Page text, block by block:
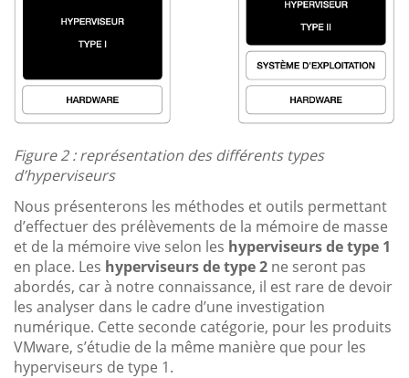
Figure 2 : représentation des différents types
d’hyperviseurs
Nous présenterons les méthodes et outils permettant
d’effectuer des prélèvements de la mémoire de masse
et de la mémoire vive selon les hyperviseurs de type 1
en place. Les hyperviseurs de type 2 ne seront pas
abordés, car à notre connaissance, il est rare de devoir
les analyser dans le cadre d’une investigation
numérique. Cette seconde catégorie, pour les produits
VMware, s’étudie de la même manière que pour les
hyperviseurs de type 1.